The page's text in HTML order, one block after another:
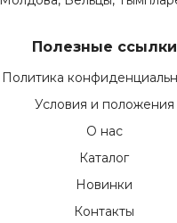
Полезные ссылки
Политика
Условия и положения
О нас
Каталог
Новинки
Контакты